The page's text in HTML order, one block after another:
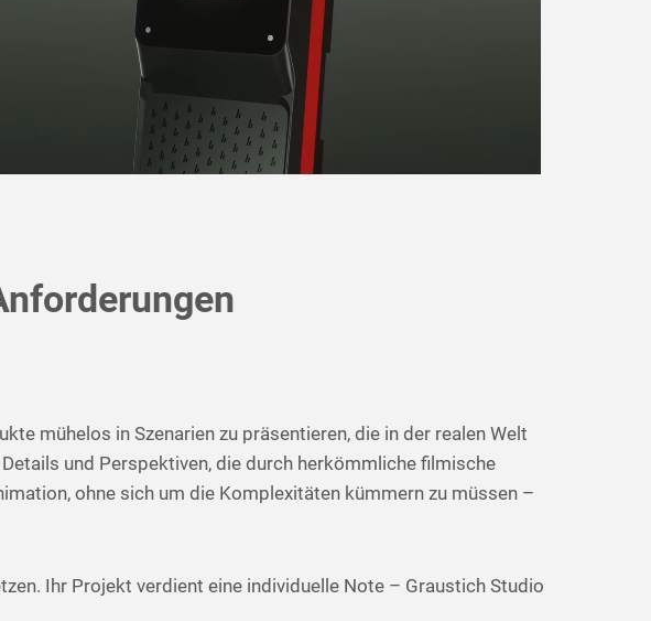
mühelos in Szenarien zu präsentieren, die in der realen Welt
und Perspektiven, die durch herkömmliche filmische
ohne sich um die Komplexitäten kümmern zu müssen –
Ihr Projekt verdient eine individuelle Note – Graustich Studio